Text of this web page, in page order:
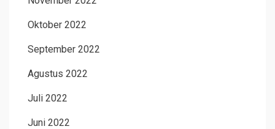
Oktober 2022
September 2022
Agustus 2022
Juli 2022
Juni 2022